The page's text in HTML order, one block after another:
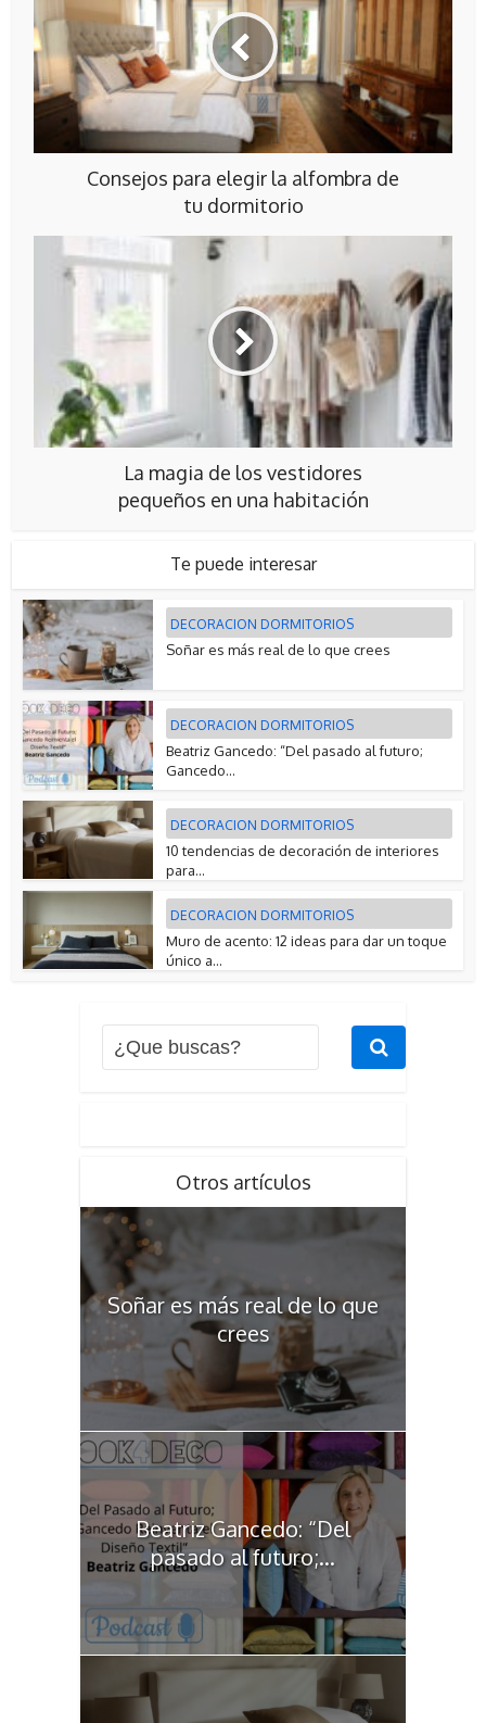
Consejos para elegir la alfombra de
tu dormitorio
La magia de los vestidores
pequeños en una habitación
Te puede interesar
DECORACION DORMITORIOS
Soñar es más real de lo que crees
DECORACION DORMITORIOS
Beatriz Gancedo: “Del pasado al futuro;
Gancedo...
DECORACION DORMITORIOS
10 tendencias de decoración de interiores
para...
DECORACION DORMITORIOS
Muro de acento: 12 ideas para dar un toque
único a...
Otros artículos
Soñar es más real de lo que
crees
Beatriz Gancedo: “Del
pasado al futuro;...